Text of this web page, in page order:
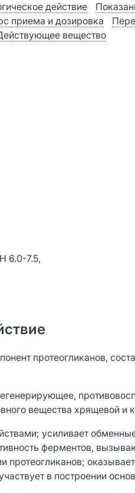
действие
приема и дозировка
вещество
6.0-7.5,
протеогликанов,
вещества хрящевой и
усиливает
ферментов,
протеогликанов;
в построении